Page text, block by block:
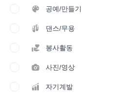
공예/만들기
댄스/무용
봉사활동
사진/영상
자기계발